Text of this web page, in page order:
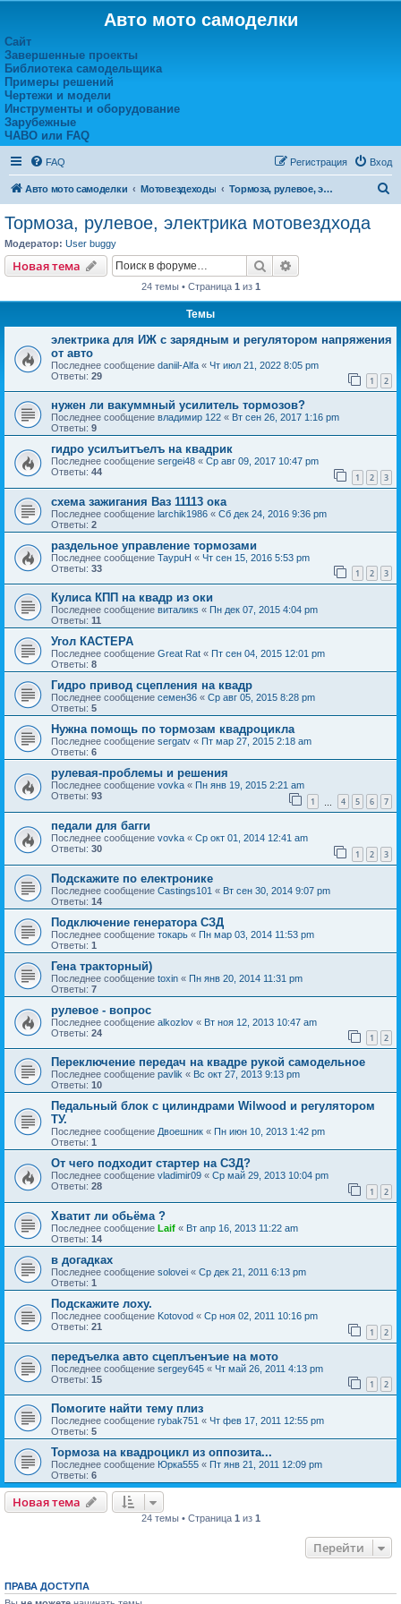
Авто мото самоделки
Сайт
Завершенные проекты
Библиотека самодельщика
Примеры решений
Чертежи и модели
Инструменты и оборудование
Зарубежные
ЧАВО или FAQ
FAQ Вход
Регистрация
Авто мото самоделки Мотовездеходы Тормоза, рулевое, электрика мотовездхода
Тормоза, рулевое, электрика мотовездхода
Модератор: User buggy
Новая тема Поиск
24 темы • Страница 1 из 1
Темы
электрика для ИЖ с зарядным и регулятором напряжения
от авто
Последнее сообщение daniil-Alfa « Чт июл 21, 2022 8:05 pm
Ответы: 29 1 2
нужен ли вакуммный усилитель тормозов?
Последнее сообщение владимир 122 « Вт сен 26, 2017 1:16 pm
Ответы: 9
гидро усилъитъелъ на квадрик
Последнее сообщение sergei48 « Ср авг 09, 2017 10:47 pm
Ответы: 44 1 2 3
схема зажигания Ваз 11113 ока
Последнее сообщение larchik1986 « Сб дек 24, 2016 9:36 pm
Ответы: 2
раздельное управление тормозами
Последнее сообщение TaypuH « Чт сен 15, 2016 5:53 pm
Ответы: 33 1 2 3
Кулиса КПП на квадр из оки
Последнее сообщение виталикs « Пн дек 07, 2015 4:04 pm
Ответы: 11
Угол КАСТЕРА
Последнее сообщение Great Rat « Пт сен 04, 2015 12:01 pm
Ответы: 8
Гидро привод сцепления на квадр
Последнее сообщение семен36 « Ср авг 05, 2015 8:28 pm
Ответы: 5
Нужна помощь по тормозам квадроцикла
Последнее сообщение sergatv « Пт мар 27, 2015 2:18 am
Ответы: 6
рулевая-проблемы и решения
Последнее сообщение vovka « Пн янв 19, 2015 2:21 am
Ответы: 93 1 4 5 6 7
педали для багги
Последнее сообщение vovka « Ср окт 01, 2014 12:41 am
Ответы: 30 1 2 3
Подскажите по електронике
Последнее сообщение Castings101 « Вт сен 30, 2014 9:07 pm
Ответы: 14
Подключение генератора СЗД
Последнее сообщение токарь « Пн мар 03, 2014 11:53 pm
Ответы: 1
Гена тракторный)
Последнее сообщение toxin « Пн янв 20, 2014 11:31 pm
Ответы: 7
рулевое - вопрос
Последнее сообщение alkozlov « Вт ноя 12, 2013 10:47 am
Ответы: 24 1 2
Переключение передач на квадре рукой самодельное
Последнее сообщение pavlik « Вс окт 27, 2013 9:13 pm
Ответы: 10
Педальный блок с цилиндрами Wilwood и регулятором
ТУ.
Последнее сообщение Двоешник « Пн июн 10, 2013 1:42 pm
Ответы: 1
От чего подходит стартер на СЗД?
Последнее сообщение vladimir09 « Ср май 29, 2013 10:04 pm
Ответы: 28 1 2
Хватит ли обьёма ?
Последнее сообщение Laif « Вт апр 16, 2013 11:22 am
Ответы: 14
в догадках
Последнее сообщение solovei « Ср дек 21, 2011 6:13 pm
Ответы: 1
Подскажите лоху.
Последнее сообщение Kotovod « Ср ноя 02, 2011 10:16 pm
Ответы: 21 1 2
передъелка авто сцеплъенъие на мото
Последнее сообщение sergey645 « Чт май 26, 2011 4:13 pm
Ответы: 15 1 2
Помогите найти тему плиз
Последнее сообщение rybak751 « Чт фев 17, 2011 12:55 pm
Ответы: 5
Тормоза на квадроцикл из оппозита...
Последнее сообщение Юрка555 « Пт янв 21, 2011 12:09 pm
Ответы: 6
Новая тема
24 темы • Страница 1 из 1
Перейти
ПРАВА ДОСТУПА